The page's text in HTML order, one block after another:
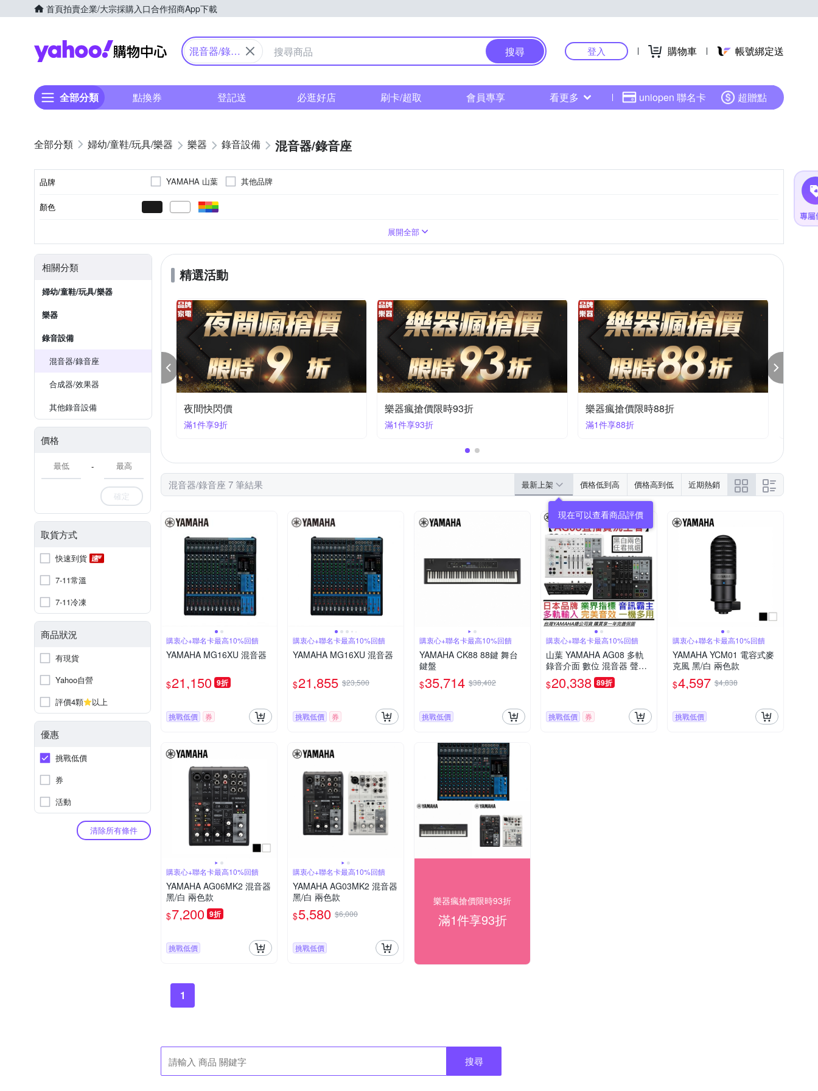
首頁拍賣企業/大宗採購入口合作招商App下載
Yahoo購物中心
混音器/錄音
搜尋 登入 購物車 帳號綁定送
全部分類 點換券 登記送 必逛好店 刷卡/超取 會員專享 看更多 uniopen 聯名卡 超贈點
婦幼/童鞋/玩具/樂器 樂器 錄音設備 混音器/錄音座
品牌 YAMAHA 山葉 其他品牌
顏色
展開全部
相關分類
婦幼/童鞋/玩具/樂器
樂器
錄音設備
混音器/錄音座
合成器/效果器
其他錄音設備
價格
-
確定
取貨方式
快速到貨
7-11常溫
7-11冷凍
商品狀況
有現貨
Yahoo自營
評價4顆
以上
優惠
挑戰低價
券
活動
清除所有條件
精選活動
夜間快閃價
滿1件享9折
樂器瘋搶價限時93折
滿1件享93折
樂器瘋搶價限時88折
滿1件享88折
混音器/錄音座 7 筆結果 最新上架 價格低到高 價格高到低 近期熱銷
現在可以查看商品評價
購衷心+聯名卡最高10%回饋
YAMAHA MG16XU 混音器
$21,150 9折
挑戰低價 券
購衷心+聯名卡最高10%回饋
YAMAHA MG16XU 混音器
$21,855 $23,500
挑戰低價 券
購衷心+聯名卡最高10%回饋
YAMAHA CK88 88鍵 舞台
鍵盤
$35,714 $38,402
挑戰低價
購衷心+聯名卡最高10%回饋
山葉 YAMAHA AG08 多軌
錄音介面 數位 混音器 聲卡
直播 實況 錄音 Podcast 公
司貨 贈錄音軟體
$20,338 89折
挑戰低價 券
購衷心+聯名卡最高10%回饋
YAMAHA YCM01 電容式麥
克風 黑/白 兩色款
$4,597 $4,838
挑戰低價
購衷心+聯名卡最高10%回饋
YAMAHA AG06MK2 混音器
黑/白 兩色款
$7,200 9折
挑戰低價
購衷心+聯名卡最高10%回饋
YAMAHA AG03MK2 混音器
黑/白 兩色款
$5,580 $6,000
挑戰低價
樂器瘋搶價限時93折
滿1件享93折
1
搜尋